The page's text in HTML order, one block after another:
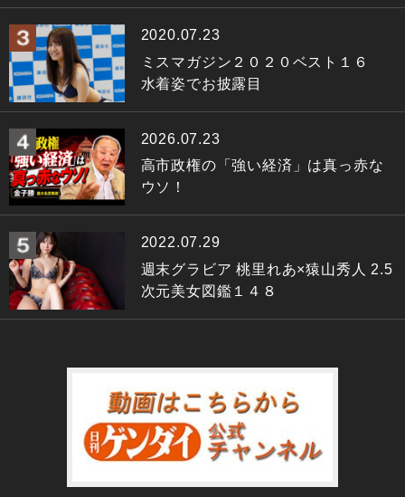
2020.07.23
ミスマガジン２０２０ベスト１６
水着姿でお披露目
2026.07.23
高市政権の「強い経済」は真っ赤な
ウソ！
2022.07.29
週末グラビア 桃里れあ×猿山秀人 2.5
次元美女図鑑１４８